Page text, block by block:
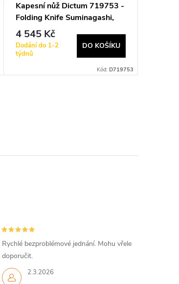
Kapesní nůž Dictum 719753 -
Folding Knife Suminagashi,
Stag Horn, Large
4 545 Kč
Dodání do 1-2
týdnů
DO KOŠÍKU
Kód: D719753
2.3.2026
Rychlé bezproblémové jednání. Mohu vřele
doporučit.